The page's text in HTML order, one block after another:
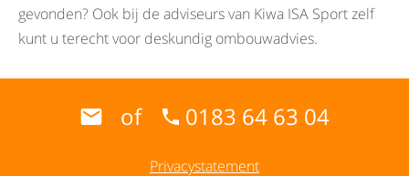
gevonden? Ook bij de adviseurs van Kiwa ISA Sport zelf
kunt u terecht voor deskundig ombouwadvies.
of 0183 64 63 04
Privacystatement